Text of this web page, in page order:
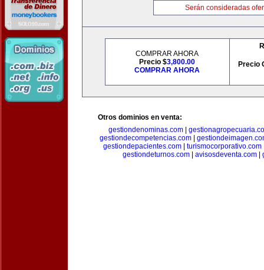
Serán consideradas
COMPRAR AHORA
Precio $3,800.00
COMPRAR AHORA
Precio
Otros dominios en venta:
gestiondenominas.com|
gestiondecompetencias.com|
gestiondepacientes.com| turismocorporativo.com
gestiondeturnos.com| avisosdeventa.com|